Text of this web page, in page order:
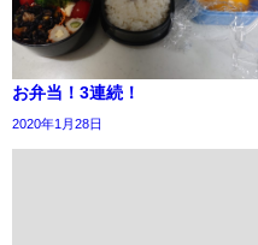
お弁当！3連続！
2020年1月28日